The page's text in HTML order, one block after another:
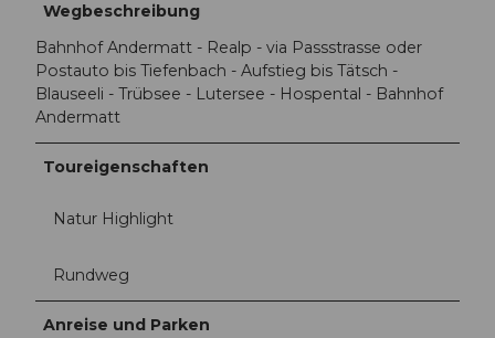
Wegbeschreibung
Bahnhof Andermatt - Realp - via Passstrasse oder
Postauto bis Tiefenbach - Aufstieg bis Tätsch -
Blauseeli - Trübsee - Lutersee - Hospental - Bahnhof
Andermatt
Toureigenschaften
Natur Highlight
Rundweg
Anreise und Parken